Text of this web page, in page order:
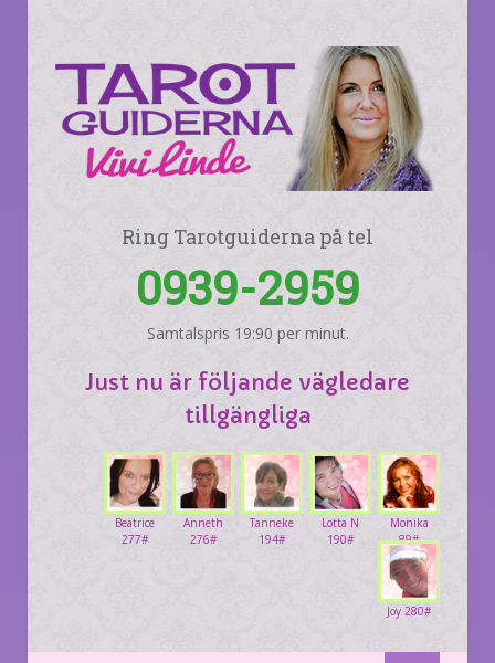
Ring Tarotguiderna på tel
0939-2959
Samtalspris 19:90 per minut.
Just nu är följande vägledare
tillgängliga
Monika
89#
Lotta N
190#
Tanneke
194#
Anneth
276#
Beatrice
277#
Joy 280#